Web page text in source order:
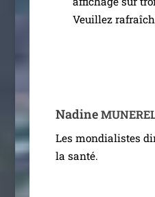
Veuillez
Nadine
Les mon­dia­listes
la santé.